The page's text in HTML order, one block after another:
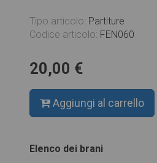
Tipo articolo: Partiture
Codice articolo: FEN060
20,00 €
Aggiungi al carrello
Elenco dei brani